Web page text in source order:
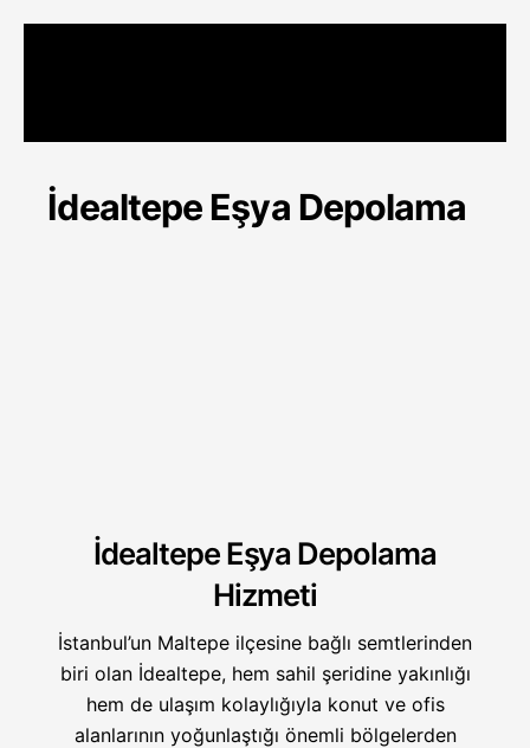
İdealtepe Eşya Depolama
İdealtepe Eşya Depolama
Hizmeti
İstanbul’un Maltepe ilçesine bağlı semtlerinden
biri olan İdealtepe, hem sahil şeridine yakınlığı
hem de ulaşım kolaylığıyla konut ve ofis
alanlarının yoğunlaştığı önemli bölgelerden